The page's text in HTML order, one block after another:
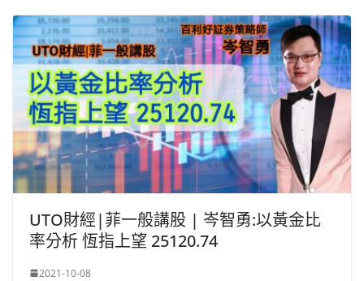
UTO財經|菲一般講股 | 岑智勇:以黃金比
率分析 恆指上望 ‪25120.74‬
2021-10-08